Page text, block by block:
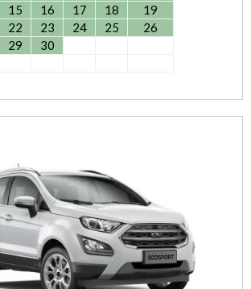
15 16 17 18
19
22 23 24 25
26
29 30